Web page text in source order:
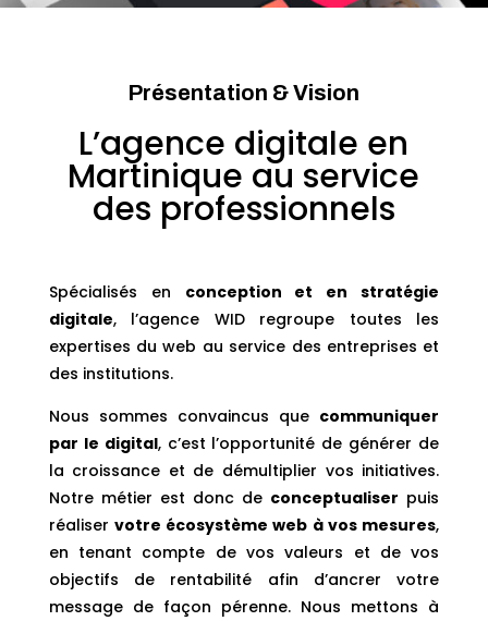
Présentation & Vision
L’agence digitale en
Martinique au service
des professionnels
Spécialisés en conception et en stratégie
digitale, l’agence WID regroupe toutes les
expertises du web au service des entreprises et
des institutions.
Nous sommes convaincus que communiquer
par le digital, c’est l’opportunité de générer de
la croissance et de démultiplier vos initiatives.
Notre métier est donc de conceptualiser puis
réaliservotre écosystème web à vos mesures,
en tenant compte de vos valeurs et de vos
objectifs de rentabilité afin d’ancrer votre
message de façon pérenne. Nous mettons à